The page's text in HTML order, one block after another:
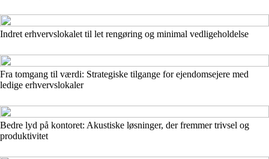
Indret erhvervslokalet til let rengøring og minimal vedligeholdelse
Fra tomgang til værdi: Strategiske tilgange for ejendomsejere med
ledige erhvervslokaler
Bedre lyd på kontoret: Akustiske løsninger, der fremmer trivsel og
produktivitet